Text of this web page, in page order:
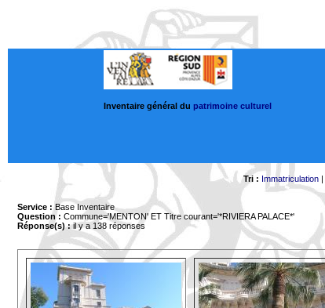
Inventaire général du patrimoine culturel
Tri : Immatriculation|
Service : Base Inventaire
Question : Commune='MENTON' ET Titre courant='*RIVIERA PALACE*'
Réponse(s) :il y a 138 réponses